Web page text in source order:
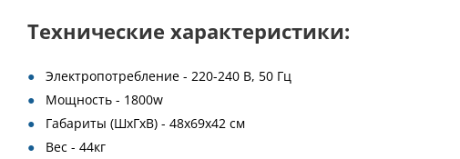
Технические характеристики:
Электропотребление - 220-240 В, 50 Гц
Мощность - 1800w
Габариты (ШхГхВ) - 48х69х42 см
Вес - 44кг